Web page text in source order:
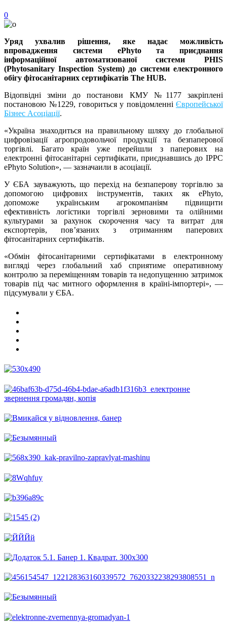
0
Уряд ухвалив рішення, яке надає можливість
впровадження системи ePhyto та приєднання
інформаційної автоматизованої системи PHIS
(Phytosanitary Inspection System) до системи електронного
обігу фітосанітарних сертифікатів The HUB.
Відопвідні зміни до постанови КМУ №1177 закріплені
постановою №1229, говориться у повідомленні Європейської
Бізнес Асоціації.
«Україна знаходиться на правильному шляху до глобальної
цифровізації агропродовольчої продукції та безпаперової
торгівлі. Багато країн уже перейшли з паперових на
електронні фітосанітарні сертифікати, приєднавшись до IPPC
ePhyto Solution», — зазначаили в асоціації.
У ЄБА зауважують, що перехід на безпаперову торгівлю за
допомогою цифрових інструментів, таких як ePhyto,
допоможе українським агрокомпаніям підвищити
ефективність логістики торгівлі зерновими та олійними
культурами за рахунок скорочення часу та витрат для
експортерів, пов’язаних з отриманням паперових
фітосанітарних сертифікатів.
«Обмін фітосанітарними сертифікатами в електронному
вигляді через глобальний хаб сприятиме оперативному
контролю за переміщенням товарів та недопущенню затримок
товарів під час митного оформлення в країні-імпортері», —
підсумували у ЄБА.